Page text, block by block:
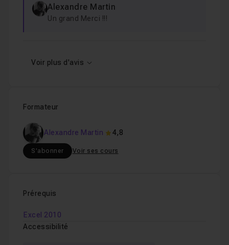
Alexandre Martin
Un grand Merci !!!
Voir plus d'avis
Formateur
Alexandre Martin 4,8
S'abonner Voir ses cours
Prérequis
Excel 2010
Accessibilité